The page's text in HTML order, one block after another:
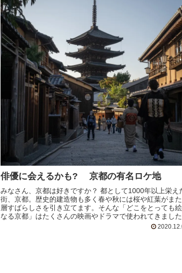
俳優に会えるかも? 京都の有名ロケ地
みなさん、京都は好きですか？ 都として1000年以上栄え
街、京都。歴史的建造物も多く春や秋には桜や紅葉がま
層すばらしさを引き立てます。そんな「どこをとっても
なる京都」はたくさんの映画やドラマで使われてきまし
その中から「観光地としても有名なロケ地」を紹介した